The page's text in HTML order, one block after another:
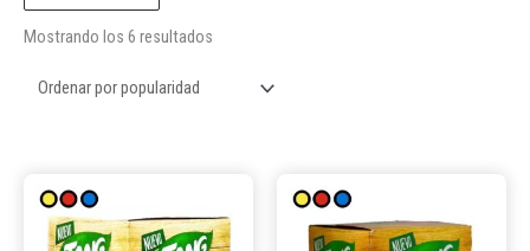
Mostrando los 6 resultados